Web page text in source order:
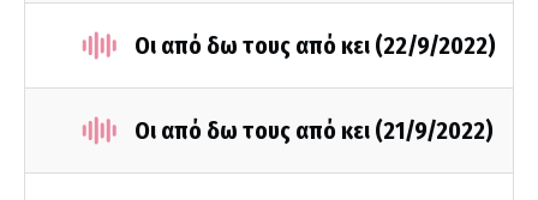
Οι από δω τους από κει (22/9/2022)
Οι από δω τους από κει (21/9/2022)